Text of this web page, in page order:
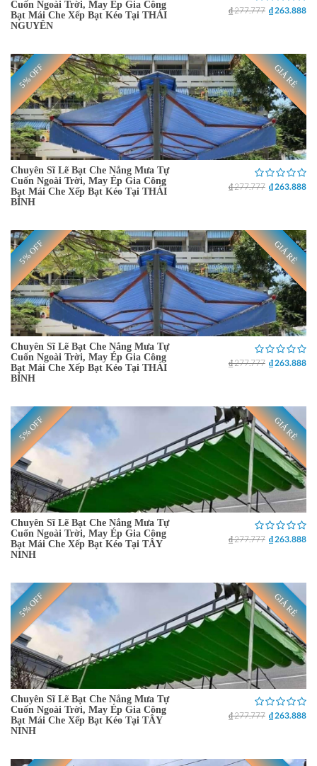
Cuốn Ngoài Trời, May Ép Gia Công
Bạt Mái Che Xếp Bạt Kéo Tại THÁI
NGUYÊN
₫ 277.777 ₫ 263.888
5% OFF GIÁ RẺ
Chuyên Sĩ Lẽ Bạt Che Nắng Mưa Tự
Cuốn Ngoài Trời, May Ép Gia Công
Bạt Mái Che Xếp Bạt Kéo Tại THÁI
BÌNH
₫ 277.777 ₫ 263.888
5% OFF GIÁ RẺ
Chuyên Sĩ Lẽ Bạt Che Nắng Mưa Tự
Cuốn Ngoài Trời, May Ép Gia Công
Bạt Mái Che Xếp Bạt Kéo Tại THÁI
BÌNH
₫ 277.777 ₫ 263.888
5% OFF GIÁ RẺ
Chuyên Sĩ Lẽ Bạt Che Nắng Mưa Tự
Cuốn Ngoài Trời, May Ép Gia Công
Bạt Mái Che Xếp Bạt Kéo Tại TÂY
NINH
₫ 277.777 ₫ 263.888
5% OFF GIÁ RẺ
Chuyên Sĩ Lẽ Bạt Che Nắng Mưa Tự
Cuốn Ngoài Trời, May Ép Gia Công
Bạt Mái Che Xếp Bạt Kéo Tại TÂY
NINH
₫ 277.777 ₫ 263.888